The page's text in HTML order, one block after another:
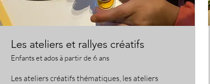
Les ateliers et rallyes créatifs
Enfants et ados à partir de 6 ans
Les ateliers créatifs thématiques, les ateliers